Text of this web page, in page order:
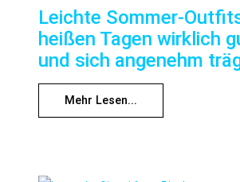
Leichte Sommer-
heißen Tagen wirklich
und sich angenehm
Mehr Lesen...